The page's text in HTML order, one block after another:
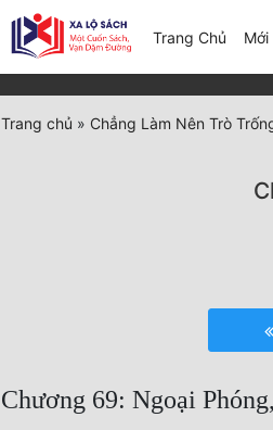
Trang Chủ
Trang chủ » Chẳng Làm Nên Trò
Chương 69: Ngoại